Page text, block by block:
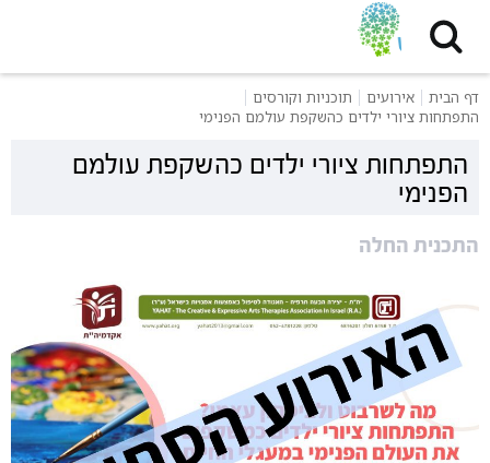
דף הבית אירועים
תוכניות וקורסים
התפתחות ציורי ילדים כהשקפת עולמם הפנימי
התפתחות ציורי ילדים כהשקפת עולמם
הפנימי
התכנית החלה